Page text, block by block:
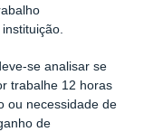
se analisar se
trabalhe 12 horas
ou necessidade de
de